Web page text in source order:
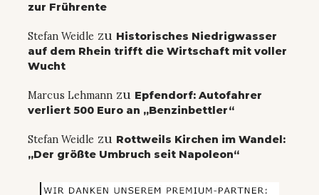
zur Frührente
Stefan Weidle zu Historisches Niedrigwasser
auf dem Rhein trifft die Wirtschaft mit voller
Wucht
Marcus Lehmann zu Epfendorf: Autofahrer
verliert 500 Euro an „Benzinbettler“
Stefan Weidle zu Rottweils Kirchen im Wandel:
„Der größte Umbruch seit Napoleon“